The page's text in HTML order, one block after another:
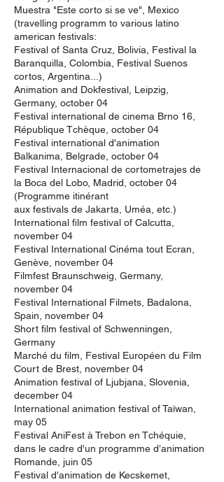
Muestra "Este corto si se ve", Mexico
(travelling programm to various latino
american festivals:
Festival of Santa Cruz, Bolivia, Festival la
Baranquilla, Colombia, Festival Suenos
cortos, Argentina...)
Animation and Dokfestival, Leipzig,
Germany, october 04
Festival international de cinema Brno 16,
République Tchèque, october 04
Festival international d'animation
Balkanima, Belgrade, october 04
Festival Internacional de cortometrajes de
la Boca del Lobo, Madrid, october 04
(Programme itinérant
aux festivals de Jakarta, Uméa, etc.)
International film festival of Calcutta,
november 04
Festival International Cinéma tout Ecran,
Genève, november 04
Filmfest Braunschweig, Germany,
november 04
Festival International Filmets, Badalona,
Spain, november 04
Short film festival of Schwenningen,
Germany
Marché du film, Festival Européen du Film
Court de Brest, november 04
Animation festival of Ljubjana, Slovenia,
december 04
International animation festival of Taïwan,
may 05
Festival AniFest à Trebon en Tchéquie,
dans le cadre d'un programme d’animation
Romande, juin 05
Festival d'animation de Kecskemet,